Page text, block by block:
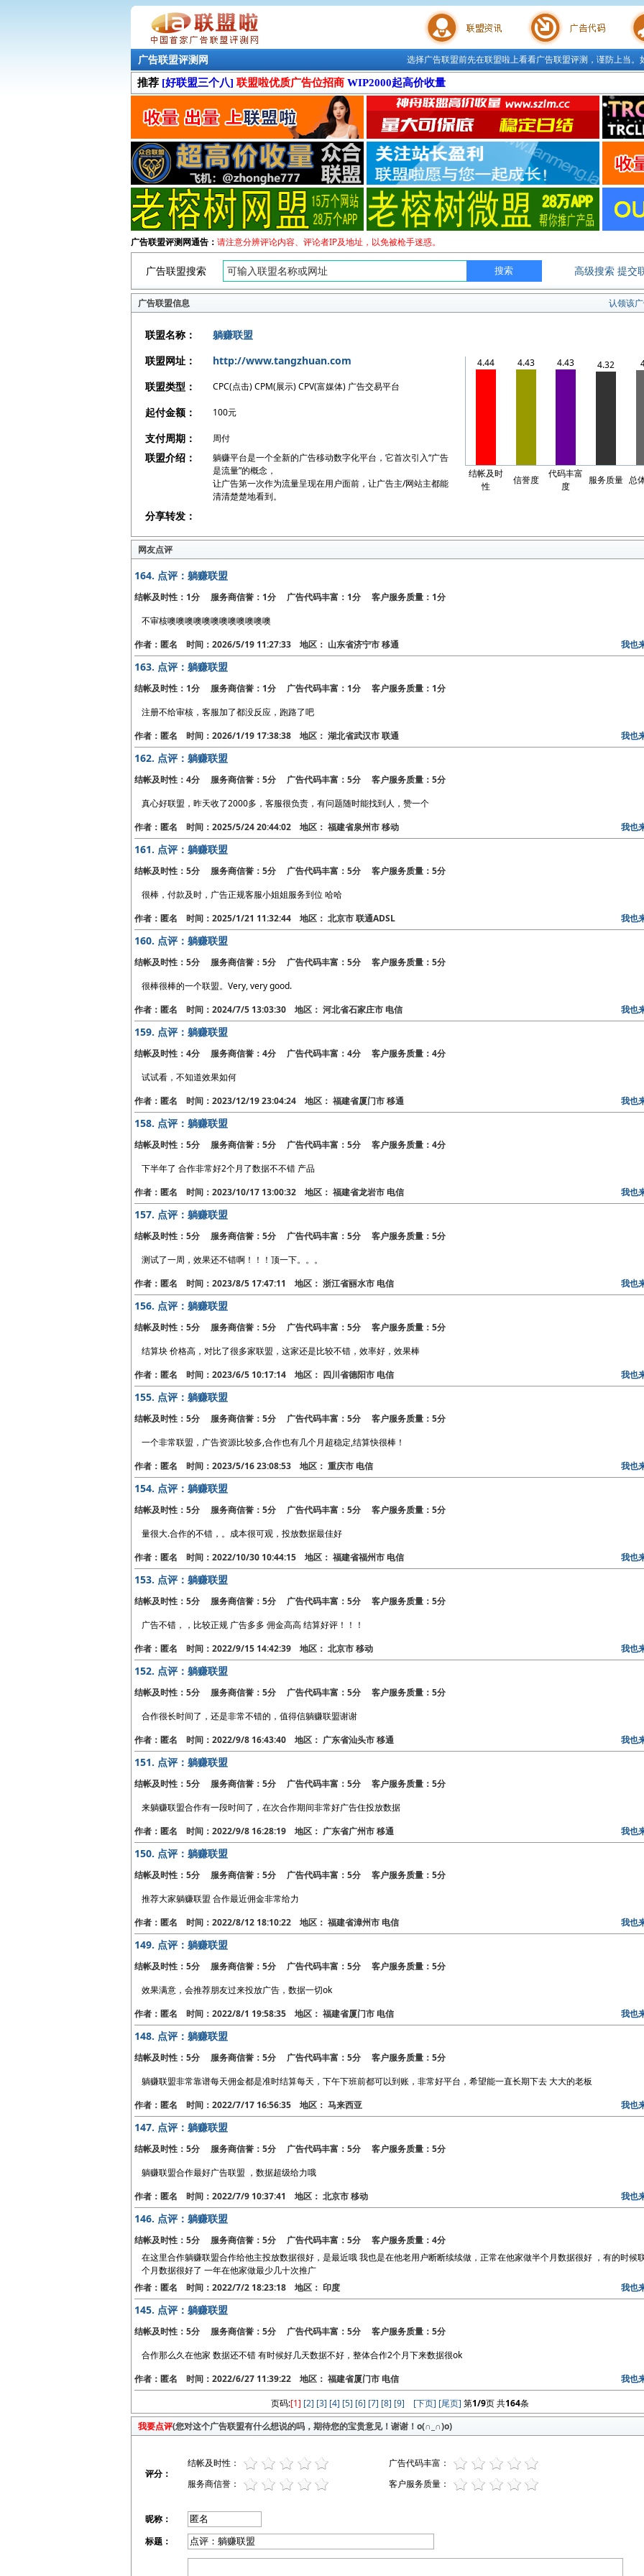
联盟学院 广告代码 站长
选择广告联盟前先在联盟啦上看看广告联盟评测，谨防上当
广告联盟评测网
推荐 [好联盟三个八] 联盟啦优质广告位招商 WIP2000起高价收量
广告联盟评测网通告： 请注意分辨评论内容、评论者IP及地址，以免被枪手迷惑。
广告联盟搜索 高级搜索 提交
广告联盟信息 认领该
联盟名称：
躺赚联盟
联盟网址：
http://www.tangzhuan.com
联盟类型：
CPC(点击) CPM(展示) CPV(富媒体) 广告交易平台
起付金额： 100元
支付周期： 周付
联盟介绍：
躺赚平台是一个全新的广告移动数字化平台，它首次引入“广告
是流量”的概念，
让广告第一次作为流量呈现在用户面前，让广告主/网站主都能
清清楚楚地看到。
分享转发：
4.44 4.43 4.43 4.32
结帐及时
性
信誉度
代码丰富
度
服务质量 总
网友点评
164. 点评：躺赚联盟
结帐及时性：1分 服务商信誉：1分 广告代码丰富：1分 客户服务质量：1分
不审核噢噢噢噢噢噢噢噢噢噢噢噢
作者：匿名 时间：2026/5/19 11:27:33 地区： 山东省济宁市 移通
我也
163. 点评：躺赚联盟
结帐及时性：1分 服务商信誉：1分 广告代码丰富：1分 客户服务质量：1分
注册不给审核，客服加了都没反应，跑路了吧
作者：匿名 时间：2026/1/19 17:38:38 地区： 湖北省武汉市 联通
我也
162. 点评：躺赚联盟
结帐及时性：4分 服务商信誉：5分 广告代码丰富：5分 客户服务质量：5分
真心好联盟，昨天收了2000多，客服很负责，有问题随时能找到人，赞一个
作者：匿名 时间：2025/5/24 20:44:02 地区： 福建省泉州市 移动
我也
161. 点评：躺赚联盟
结帐及时性：5分 服务商信誉：5分 广告代码丰富：5分 客户服务质量：5分
很棒，付款及时，广告正规客服小姐姐服务到位 哈哈
作者：匿名 时间：2025/1/21 11:32:44 地区： 北京市 联通ADSL
我也
160. 点评：躺赚联盟
结帐及时性：5分 服务商信誉：5分 广告代码丰富：5分 客户服务质量：5分
很棒很棒的一个联盟。Very, very good.
作者：匿名 时间：2024/7/5 13:03:30 地区： 河北省石家庄市 电信
我也
159. 点评：躺赚联盟
结帐及时性：4分 服务商信誉：4分 广告代码丰富：4分 客户服务质量：4分
试试看，不知道效果如何
作者：匿名 时间：2023/12/19 23:04:24 地区： 福建省厦门市 移通
我也
158. 点评：躺赚联盟
结帐及时性：5分 服务商信誉：5分 广告代码丰富：5分 客户服务质量：4分
下半年了 合作非常好2个月了数据不不错 产品
作者：匿名 时间：2023/10/17 13:00:32 地区： 福建省龙岩市 电信
我也
157. 点评：躺赚联盟
结帐及时性：5分 服务商信誉：5分 广告代码丰富：5分 客户服务质量：5分
测试了一周，效果还不错啊！！！顶一下。。。
作者：匿名 时间：2023/8/5 17:47:11 地区： 浙江省丽水市 电信
我也
156. 点评：躺赚联盟
结帐及时性：5分 服务商信誉：5分 广告代码丰富：5分 客户服务质量：5分
结算块 价格高，对比了很多家联盟，这家还是比较不错，效率好，效果棒
作者：匿名 时间：2023/6/5 10:17:14 地区： 四川省德阳市 电信
我也
155. 点评：躺赚联盟
结帐及时性：5分 服务商信誉：5分 广告代码丰富：5分 客户服务质量：5分
一个非常联盟，广告资源比较多,合作也有几个月超稳定,结算快很棒！
作者：匿名 时间：2023/5/16 23:08:53 地区： 重庆市 电信
我也
154. 点评：躺赚联盟
结帐及时性：5分 服务商信誉：5分 广告代码丰富：5分 客户服务质量：5分
量很大.合作的不错，。成本很可观，投放数据最佳好
作者：匿名 时间：2022/10/30 10:44:15 地区： 福建省福州市 电信
我也
153. 点评：躺赚联盟
结帐及时性：5分 服务商信誉：5分 广告代码丰富：5分 客户服务质量：5分
广告不错，，比较正规 广告多多 佣金高高 结算好评！！！
作者：匿名 时间：2022/9/15 14:42:39 地区： 北京市 移动
我也
152. 点评：躺赚联盟
结帐及时性：5分 服务商信誉：5分 广告代码丰富：5分 客户服务质量：5分
合作很长时间了，还是非常不错的，值得信躺赚联盟谢谢
作者：匿名 时间：2022/9/8 16:43:40 地区： 广东省汕头市 移通
我也
151. 点评：躺赚联盟
结帐及时性：5分 服务商信誉：5分 广告代码丰富：5分 客户服务质量：5分
来躺赚联盟合作有一段时间了，在次合作期间非常好广告住投放数据
作者：匿名 时间：2022/9/8 16:28:19 地区： 广东省广州市 移通
我也
150. 点评：躺赚联盟
结帐及时性：5分 服务商信誉：5分 广告代码丰富：5分 客户服务质量：5分
推荐大家躺赚联盟 合作最近佣金非常给力
作者：匿名 时间：2022/8/12 18:10:22 地区： 福建省漳州市 电信
我也
149. 点评：躺赚联盟
结帐及时性：5分 服务商信誉：5分 广告代码丰富：5分 客户服务质量：5分
效果满意，会推荐朋友过来投放广告，数据一切ok
作者：匿名 时间：2022/8/1 19:58:35 地区： 福建省厦门市 电信
我也
148. 点评：躺赚联盟
结帐及时性：5分 服务商信誉：5分 广告代码丰富：5分 客户服务质量：5分
躺赚联盟非常靠谱每天佣金都是准时结算每天，下午下班前都可以到账，非常好平台，希望能一直长期下去 大大的老板
作者：匿名 时间：2022/7/17 16:56:35 地区： 马来西亚
我也
147. 点评：躺赚联盟
结帐及时性：5分 服务商信誉：5分 广告代码丰富：5分 客户服务质量：5分
躺赚联盟合作最好广告联盟 ，数据超级给力哦
作者：匿名 时间：2022/7/9 10:37:41 地区： 北京市 移动
我也
146. 点评：躺赚联盟
结帐及时性：5分 服务商信誉：5分 广告代码丰富：5分 客户服务质量：4分
在这里合作躺赚联盟合作给他主投放数据很好，是最近哦 我也是在他老用户断断续续做，正常在他家做半个月数据很好 ，有的时候
个月数据很好了 一年在他家做最少几十次推广
作者：匿名 时间：2022/7/2 18:23:18 地区： 印度
我也
145. 点评：躺赚联盟
结帐及时性：5分 服务商信誉：5分 广告代码丰富：5分 客户服务质量：5分
合作那么久在他家 数据还不错 有时候好几天数据不好，整体合作2个月下来数据很ok
作者：匿名 时间：2022/6/27 11:39:22 地区： 福建省厦门市 电信
我也
页码:[1] [2] [3] [4] [5] [6] [7] [8] [9] [下页] [尾页] 第1/9页 共164条
我要点评(您对这个广告联盟有什么想说的吗，期待您的宝贵意见！谢谢！o(∩_∩)o)
评分：
结帐及时性：
广告代码丰富：
服务商信誉：
客户服务质量：
昵称：
标题：